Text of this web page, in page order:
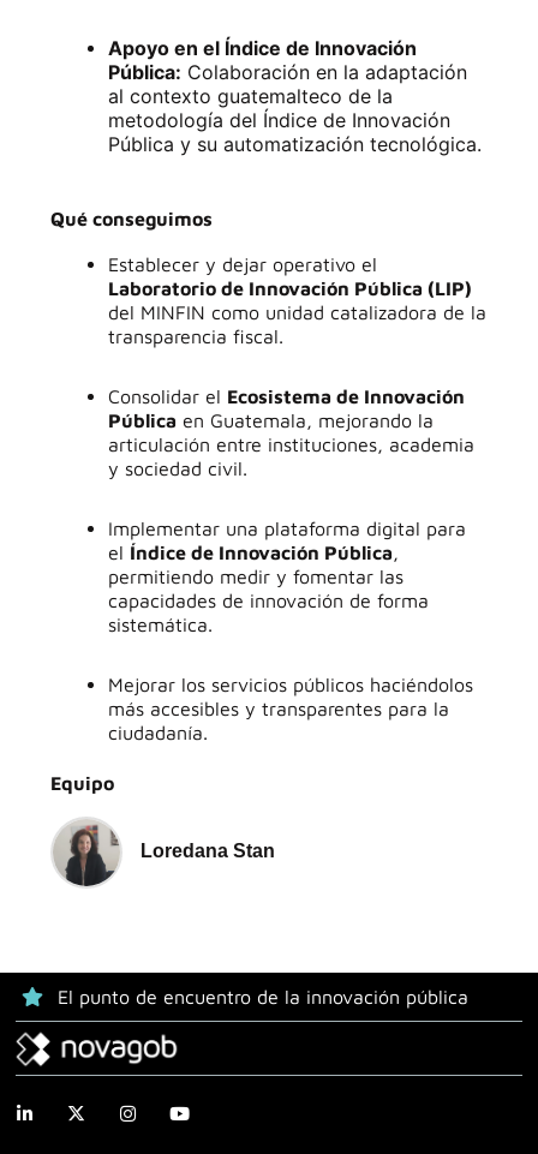
Apoyo en el Índice de Innovación
Pública: Colaboración en la adaptación
al contexto guatemalteco de la
metodología del Índice de Innovación
Pública y su automatización tecnológica.
Qué conseguimos
Establecer y dejar operativo el
Laboratorio de Innovación Pública (LIP)
del MINFIN como unidad catalizadora de la
transparencia fiscal.
Consolidar el Ecosistema de Innovación
Pública en Guatemala, mejorando la
articulación entre instituciones, academia
y sociedad civil.
Implementar una plataforma digital para
el Índice de Innovación Pública,
permitiendo medir y fomentar las
capacidades de innovación de forma
sistemática.
Mejorar los servicios públicos haciéndolos
más accesibles y transparentes para la
ciudadanía.
Equipo
Loredana Stan
El punto de encuentro de la innovación pública